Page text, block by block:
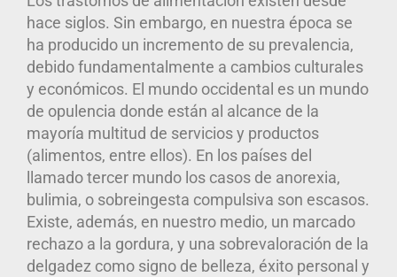
hace siglos. Sin embargo, en nuestra época se
ha producido un incremento de su prevalencia,
debido fundamentalmente a cambios culturales
y económicos. El mundo occidental es un mundo
de opulencia donde están al alcance de la
mayoría multitud de servicios y productos
(alimentos, entre ellos). En los países del
llamado tercer mundo los casos de anorexia,
bulimia, o sobreingesta compulsiva son escasos.
Existe, además, en nuestro medio, un marcado
rechazo a la gordura, y una sobrevaloración de la
delgadez como signo de belleza, éxito personal y